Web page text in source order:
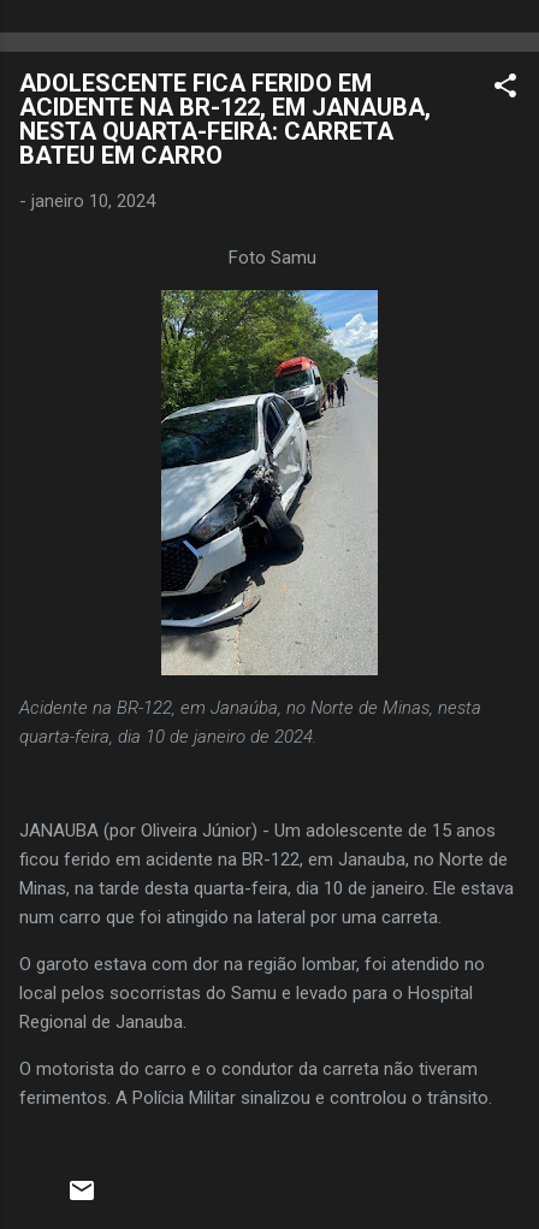
ADOLESCENTE FICA FERIDO EM
ACIDENTE NA BR-122, EM JANAUBA,
NESTA QUARTA-FEIRA: CARRETA
BATEU EM CARRO
- janeiro 10, 2024
Foto Samu
Acidente na BR-122, em Janaúba, no Norte de Minas, nesta
quarta-feira, dia 10 de janeiro de 2024.
JANAUBA (por Oliveira Júnior) - Um adolescente de 15 anos
ficou ferido em acidente na BR-122, em Janauba, no Norte de
Minas, na tarde desta quarta-feira, dia 10 de janeiro. Ele estava
num carro que foi atingido na lateral por uma carreta.
O garoto estava com dor na região lombar, foi atendido no
local pelos socorristas do Samu e levado para o Hospital
Regional de Janauba.
O motorista do carro e o condutor da carreta não tiveram
ferimentos. A Polícia Militar sinalizou e controlou o trânsito.